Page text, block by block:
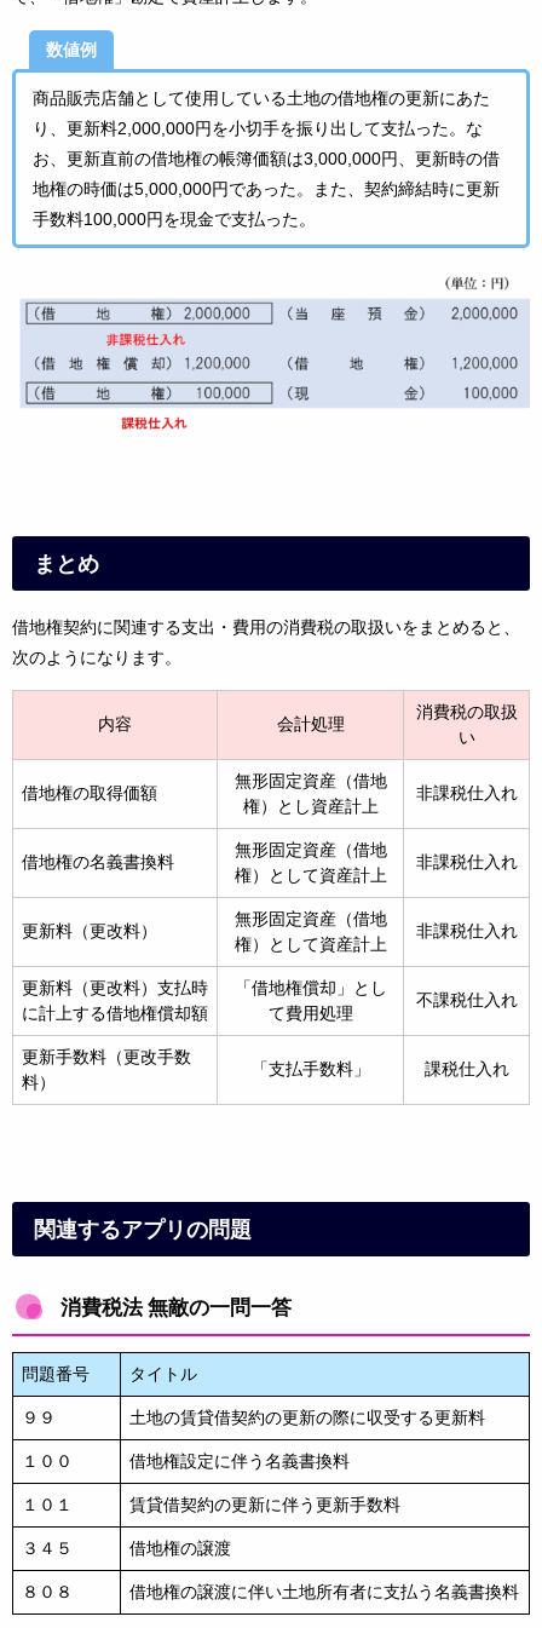
数値例
商品販売店舗として使用している土地の借地権の更新にあた
り、更新料2,000,000円を小切手を振り出して支払った。な
お、更新直前の借地権の帳簿価額は3,000,000円、更新時の借
地権の時価は5,000,000円であった。また、契約締結時に更新
手数料100,000円を現金で支払った。
まとめ
借地権契約に関連する支出・費用の消費税の取扱いをまとめると、
次のようになります。
内容 会計処理
消費税の取扱
い
借地権の取得価額
無形固定資産（借地
権）とし資産計上
非課税仕入れ
借地権の名義書換料
無形固定資産（借地
権）として資産計上
非課税仕入れ
更新料（更改料）
無形固定資産（借地
権）として資産計上
非課税仕入れ
更新料（更改料）支払時
に計上する借地権償却額
「借地権償却」とし
て費用処理
不課税仕入れ
更新手数料（更改手数
料）
「支払手数料」 課税仕入れ
関連するアプリの問題
消費税法 無敵の一問一答
問題番号 タイトル
９９ 土地の賃貸借契約の更新の際に収受する更新料
１００ 借地権設定に伴う名義書換料
１０１ 賃貸借契約の更新に伴う更新手数料
３４５ 借地権の譲渡
８０８ 借地権の譲渡に伴い土地所有者に支払う名義書換料